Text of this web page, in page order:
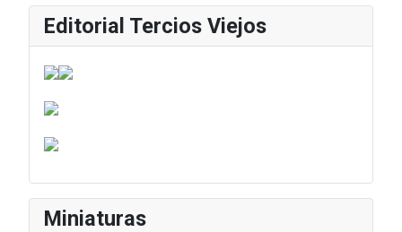
Editorial Tercios Viejos
Miniaturas